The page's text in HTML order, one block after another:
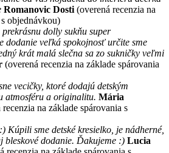
Romanovic Dosti (overená recenzia na
objednávkou)
dolly sukňu super
dodanie veľká spokojnosť určite sme
krát malá slečna sa zo sukničky veľmi
(overená recenzia na základe spárovania
vecičky, ktoré dodajú detským
atmosféru a originalitu. Mária
recenzia na základe spárovania s
Kúpili sme detské kresielko, je nádherné,
bleskové dodanie. Ďakujeme :) Lucia